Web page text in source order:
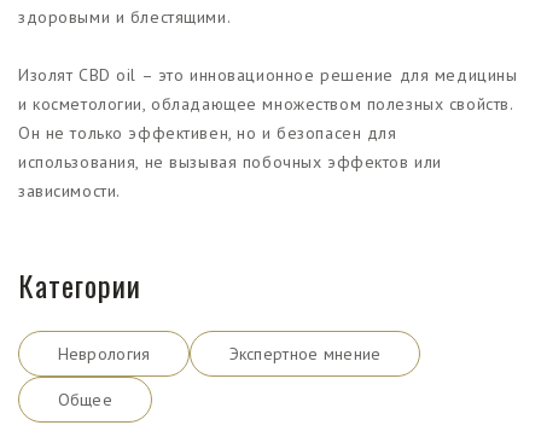
здоровыми и блестящими.
Изолят CBD oil – это инновационное решение для медицины
и косметологии, обладающее множеством полезных свойств.
Он не только эффективен, но и безопасен для
использования, не вызывая побочных эффектов или
зависимости.
Категории
Неврология Экспертное мнение
Общее